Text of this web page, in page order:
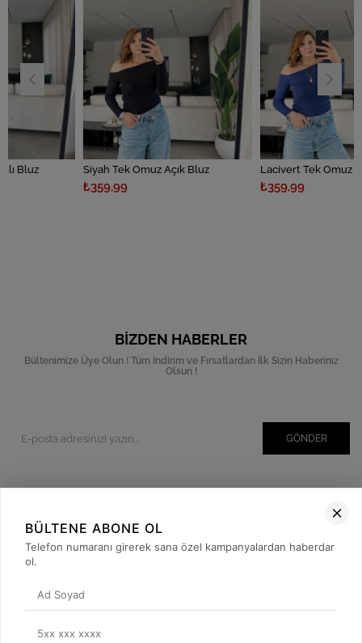
Siyah Tek Omuz Açık Bluz Lacivert Tek Omuz Açık Bluz
BIZDEN HABERLER
Bültenimize Üye Olun ! Tüm İndirim ve Fırsatlardan İlk Sizin Haberiniz
Olsun !
GÖNDER
Müşteri İlişkileri
Yardım
Kargo Takibi
BÜLTENE ABONE OL
Telefon numaranı girerek sana özel kampanyalardan haberdar
ol.